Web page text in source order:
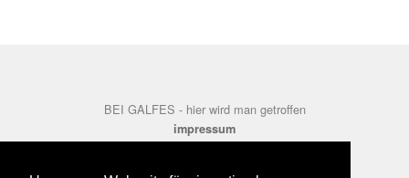
BEI GALFES - hier wird man getroffen
impressum